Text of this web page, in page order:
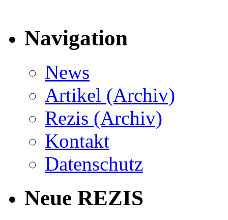
Navigation
News
Artikel (Archiv)
Rezis (Archiv)
Kontakt
Datenschutz
Neue REZIS